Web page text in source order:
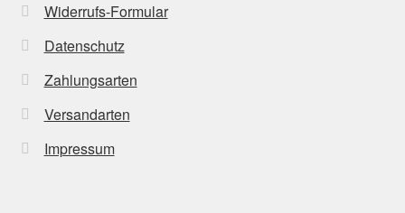
Widerrufs-Formular
Datenschutz
Zahlungsarten
Versandarten
Impressum